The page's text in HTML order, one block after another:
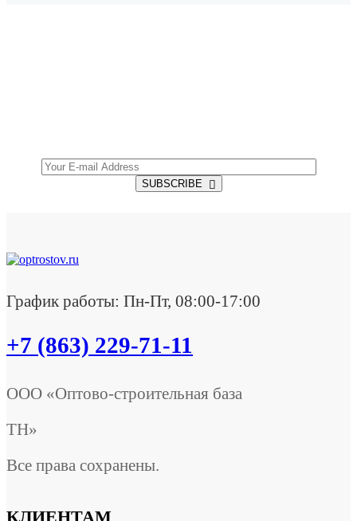
SUBSCRIBE
График работы: Пн-Пт, 08:00-17:00
+7 (863) 229-71-11
ООО «Оптово-строительная база
ТН»
Все права сохранены.
КЛИЕНТАМ